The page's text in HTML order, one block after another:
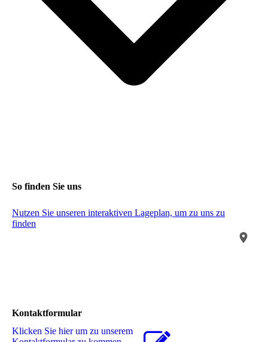
So finden Sie uns
Nutzen Sie unseren interaktiven La­ge­plan, um zu uns zu
finden
Kontaktformular
Klicken Sie hier um zu unserem